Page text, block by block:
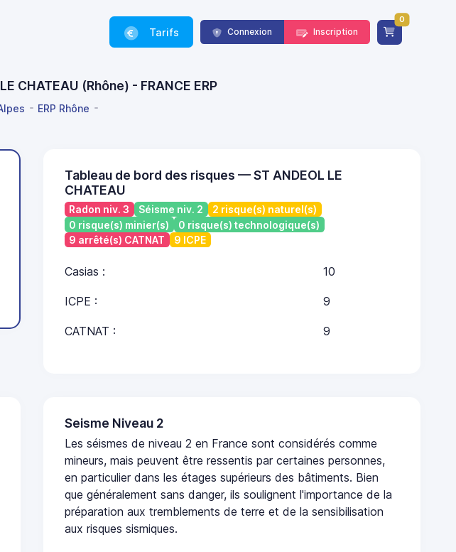
Tarifs Connexion Inscription
0
CHATEAU (Rhône) - FRANCE ERP
ERP Rhône
Tableau de bord des risques — ST ANDEOL LE
CHATEAU
Radon niv. 3 Séisme niv. 2
2 risque(s) naturel(s)
0 risque(s) minier(s)
0 risque(s) technologique(s)
9 arrêté(s) CATNAT
9 ICPE
Casias : 10
ICPE : 9
CATNAT : 9
Seisme Niveau 2
Les séismes de niveau 2 en France sont considérés comme
mineurs, mais peuvent être ressentis par certaines personnes,
en particulier dans les étages supérieurs des bâtiments. Bien
que généralement sans danger, ils soulignent l'importance de la
préparation aux tremblements de terre et de la sensibilisation
aux risques sismiques.